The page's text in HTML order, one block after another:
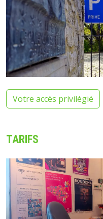
Votre accès privilégié
TARIFS